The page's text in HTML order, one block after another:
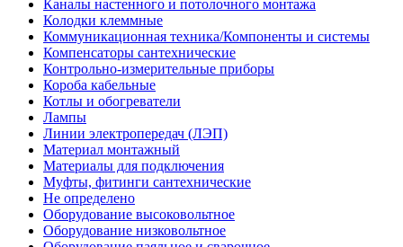
Каналы настенного и потолочного монтажа
Колодки клеммные
Коммуникационная техника/Компоненты и системы
Компенсаторы сантехнические
Контрольно-измерительные приборы
Короба кабельные
Котлы и обогреватели
Лампы
Линии электропередач (ЛЭП)
Материал монтажный
Материалы для подключения
Муфты, фитинги сантехнические
Не определено
Оборудование высоковольтное
Оборудование низковольтное